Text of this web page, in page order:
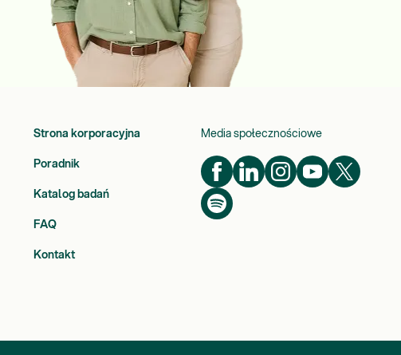
Strona korporacyjna
Poradnik
Katalog badań
FAQ
Kontakt
Media społecznościowe